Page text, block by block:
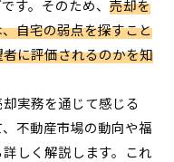
す。そのため、 売却を
自宅の弱点を探すこと
に評価されるのかを知
実務を通じて感じる
不動産市場の動向や福
しく解説します。これ